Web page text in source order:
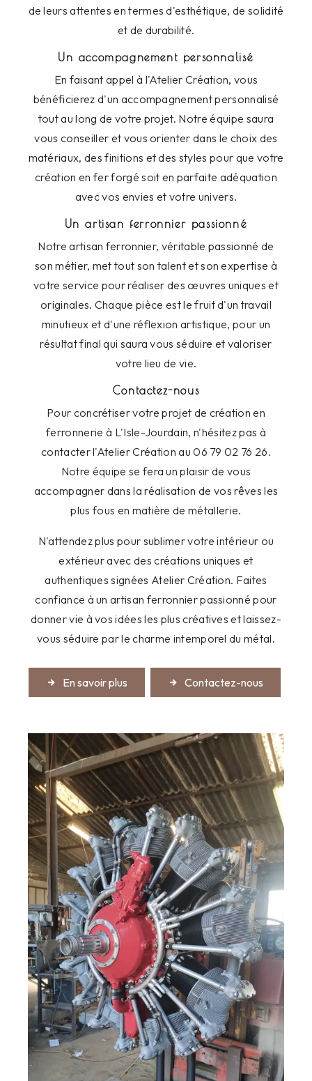
de leurs attentes en termes d'esthétique, de solidité
et de durabilité.
Un accompagnement personnalisé
En faisant appel à l'Atelier Création, vous
bénéficierez d'un accompagnement personnalisé
tout au long de votre projet. Notre équipe saura
vous conseiller et vous orienter dans le choix des
matériaux, des finitions et des styles pour que votre
création en fer forgé soit en parfaite adéquation
avec vos envies et votre univers.
Un artisan ferronnier passionné
Notre artisan ferronnier, véritable passionné de
son métier, met tout son talent et son expertise à
votre service pour réaliser des œuvres uniques et
originales. Chaque pièce est le fruit d'un travail
minutieux et d'une réflexion artistique, pour un
résultat final qui saura vous séduire et valoriser
votre lieu de vie.
Contactez-nous
Pour concrétiser votre projet de création en
ferronnerie à L'Isle-Jourdain, n'hésitez pas à
contacter l'Atelier Création au 06 79 02 76 26.
Notre équipe se fera un plaisir de vous
accompagner dans la réalisation de vos rêves les
plus fous en matière de métallerie.
N'attendez plus pour sublimer votre intérieur ou
extérieur avec des créations uniques et
authentiques signées Atelier Création. Faites
confiance à un artisan ferronnier passionné pour
donner vie à vos idées les plus créatives et laissez-
vous séduire par le charme intemporel du métal.
En savoir plus Contactez-nous